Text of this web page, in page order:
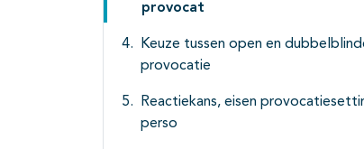
provocat
Keuze tussen open en
provocatie
Reactiekans, eisen
perso